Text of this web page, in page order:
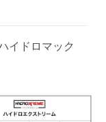
イドロマック